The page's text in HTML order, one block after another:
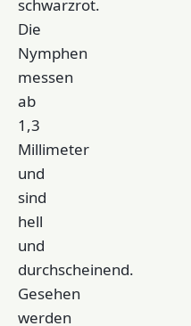
schwarzrot.
Die
Nymphen
messen
ab
1,3
Millimeter
und
sind
hell
und
durchscheinend.
Gesehen
werden